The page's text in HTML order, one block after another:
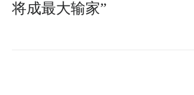
将成最大输家”